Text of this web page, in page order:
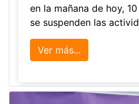
en la mañana de hoy,
se suspenden las
Ver más...